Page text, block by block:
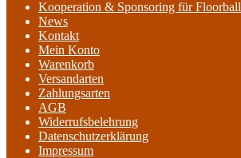
Kooperation & Sponsoring für Floorball
News
Kontakt
Mein Konto
Warenkorb
Versandarten
Zahlungsarten
AGB
Widerrufsbelehrung
Datenschutzerklärung
Impressum